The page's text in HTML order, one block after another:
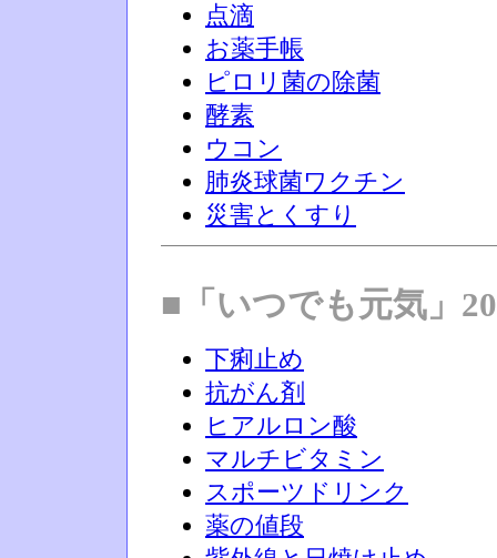
点滴
お薬手帳
ピロリ菌の除菌
酵素
ウコン
肺炎球菌ワクチン
災害とくすり
■「いつでも元気」
下痢止め
抗がん剤
ヒアルロン酸
マルチビタミン
スポーツドリンク
薬の値段